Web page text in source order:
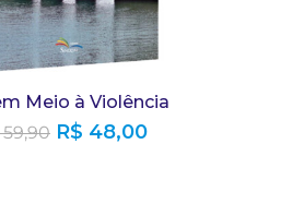
Meio à Violência
59,90 R$ 48,00